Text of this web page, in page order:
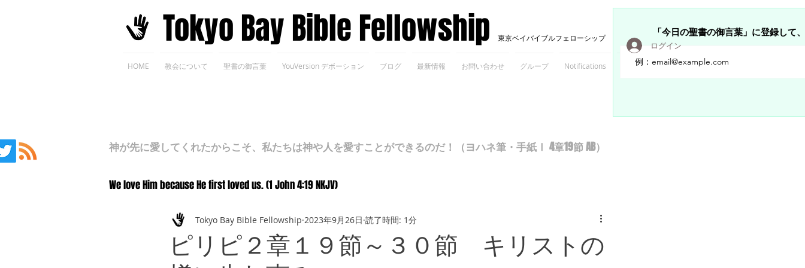
​Tokyo Bay Bible Fellowship 東京ベイバイブルフェローシップ
HOME 教会について 聖書の御言葉 YouVersion デボーション ブログ 最新情報 お問い合わせ グループ Notifications Members
「今日の聖書の御言葉」に登録して
ログイン
神が先に愛してくれたからこそ、私たちは神や人を愛すことができるのだ！（ヨハネ筆・手紙Ⅰ 4章19節 AB）
We love Him because He first loved us. (1 John 4:19 NKJV)
ピリピ２章１９節～３０節 キリストの
Tokyo Bay Bible Fellowship 2023年9月26日 読了時間: 1分